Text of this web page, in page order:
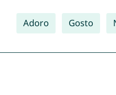
Adoro Gosto